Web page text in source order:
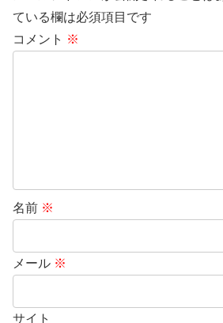
ている欄は必須項目です
コメント ※
名前 ※
メール ※
サイト